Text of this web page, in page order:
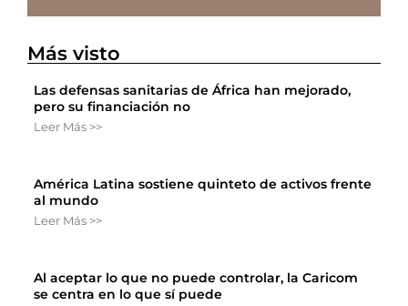
Más visto
Las defensas sanitarias de África han mejorado,
pero su financiación no
Leer Más >>
América Latina sostiene quinteto de activos frente
al mundo
Leer Más >>
Al aceptar lo que no puede controlar, la Caricom
se centra en lo que sí puede